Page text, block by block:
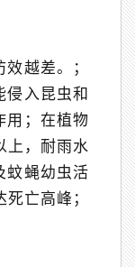
越差。；
侵入昆虫和
用；在植物
上，耐雨水
蚊蝇幼虫活
亡高峰；